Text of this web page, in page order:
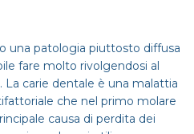
una patologia piuttosto diffusa
fare molto rivolgendosi al
carie dentale è una malattia
che nel primo molare
causa di perdita dei